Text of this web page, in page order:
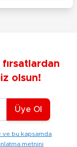
olsun!
Üye Ol
ve bu kapsamda
metnini